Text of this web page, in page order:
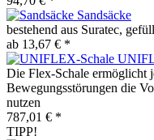
Sandsäcke
bestehend aus Suratec,
ab 13,67 € *
Die Flex-Schale ermöglicht
Bewegungsstörungen die
nutzen
787,01 € *
TIPP!